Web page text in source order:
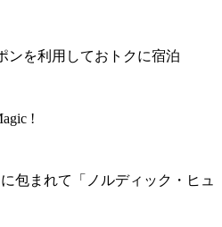
ンを利用しておトクに宿泊
!
包まれて「ノルディック・ヒュ